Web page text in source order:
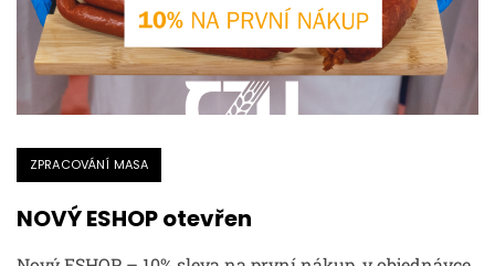
ZPRACOVÁNÍ MASA
NOVÝ ESHOP otevřen